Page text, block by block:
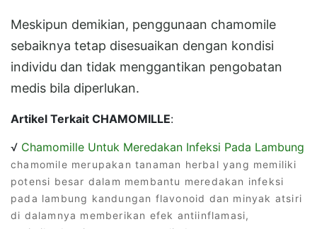
Meskipun demikian, penggunaan chamomile
sebaiknya tetap disesuaikan dengan kondisi
individu dan tidak menggantikan pengobatan
medis bila diperlukan.
Artikel Terkait CHAMOMILLE:
√ Chamomille Untuk Meredakan Infeksi Pada Lambung
chamomile merupakan tanaman herbal yang memiliki
potensi besar dalam membantu meredakan infeksi
pada lambung kandungan flavonoid dan minyak atsiri
di dalamnya memberikan efek antiinflamasi,